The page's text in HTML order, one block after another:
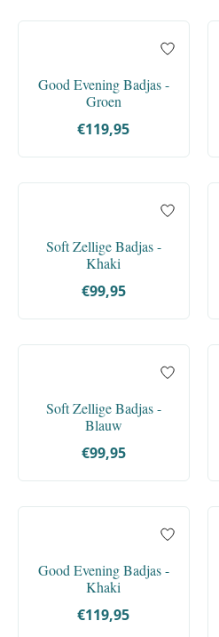
Good Evening Badjas -
Groen
€119,95
Soft Zellige Badjas -
Khaki
€99,95
Soft Zellige Badjas -
Blauw
€99,95
Good Evening Badjas -
Khaki
€119,95